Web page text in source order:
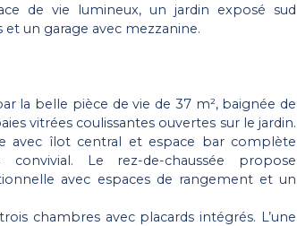
de vie lumineux, un jardin exposé sud
un garage avec mezzanine.
la belle pièce de vie de 37 m², baignée de
vitrées coulissantes ouvertes sur le jardin.
avec îlot central et espace bar complète
Le rez-de-chaussée propose
avec espaces de rangement et un
chambres avec placards intégrés. L’une